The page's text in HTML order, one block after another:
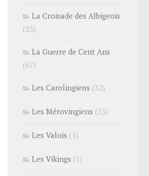
La Croisade des Albigeois
(25)
La Guerre de Cent Ans
(67)
Les Carolingiens (32)
Les Mérovingiens (33)
Les Valois (1)
Les Vikings (1)